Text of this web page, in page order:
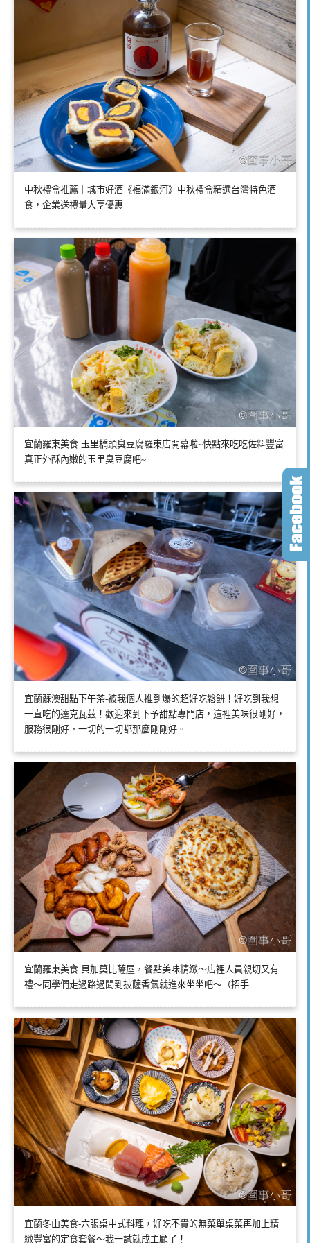
中秋禮盒推薦｜城市好酒《福滿銀河》中秋禮盒精選台灣特色酒
食，企業送禮量大享優惠
宜蘭羅東美食-玉里橋頭臭豆腐羅東店開幕啦~快點來吃吃佐料豐富
真正外酥內嫩的玉里臭豆腐吧~
宜蘭蘇澳甜點下午茶-被我個人推到爆的超好吃鬆餅！好吃到我想
一直吃的達克瓦茲！歡迎來到下予甜點專門店，這裡美味很剛好，
服務很剛好，一切的一切都那麼剛剛好。
宜蘭羅東美食-貝加莫比薩屋，餐點美味精緻～店裡人員親切又有
禮～同學們走過路過聞到披薩香氣就進來坐坐吧～（招手
宜蘭冬山美食-六張桌中式料理，好吃不貴的無菜單桌菜再加上精
緻豐富的定食套餐～我一試就成主顧了！